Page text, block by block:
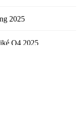
2025
Q4 2025